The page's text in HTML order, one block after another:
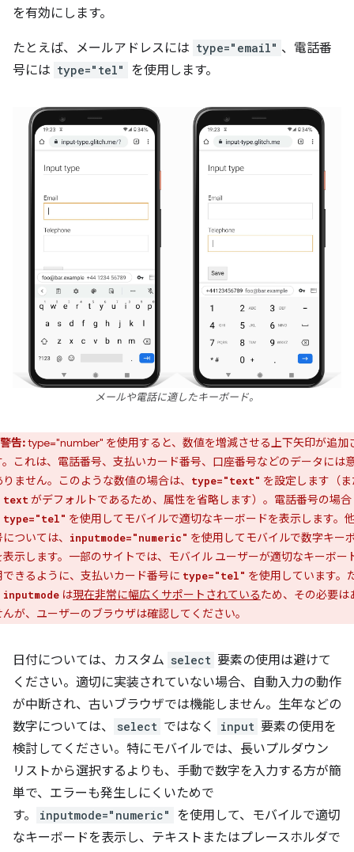
を有効にします。
たとえば、メールアドレスには type="email" 、電話番
号には type="tel" を使用します。
メールや電話に適したキーボード。
警告:type="number" を使用すると、数値を増減させる上下矢印が追加
。これは、電話番号、支払いカード番号、口座番号などのデータには
ません。このような数値の場合は、
type="text" を設定します（
textがデフォルトであるため、属性を省略します）。電話番号の場合
type="tel" を使用してモバイルで適切なキーボードを表示します。
ついては、
inputmode="numeric" を使用してモバイルで数字キー
表示します。一部のサイトでは、モバイル ユーザーが適切なキーボー
できるように、支払いカード番号に type="tel" を使用しています。
inputmode は現在非常に幅広くサポートされているため、その必要は
が、ユーザーのブラウザは確認してください。
日付については、カスタム select 要素の使用は避けて
ください。適切に実装されていない場合、自動入力の動作
が中断され、古いブラウザでは機能しません。生年などの
数字については、
select ではなく input 要素の使用を
検討してください。特にモバイルでは、長いプルダウン
リストから選択するよりも、手動で数字を入力する方が簡
単で、エラーも発生しにくいためで
す。
inputmode="numeric"
を使用して、モバイルで適切
なキーボードを表示し、テキストまたはプレースホルダで